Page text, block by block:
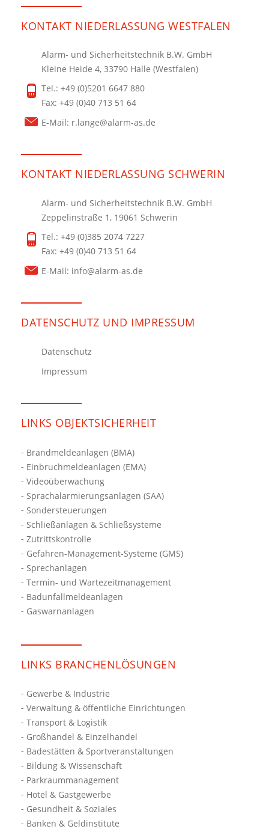
KONTAKT NIEDERLASSUNG WESTFALEN
Alarm- und Sicherheitstechnik B.W. GmbH
Kleine Heide 4, 33790 Halle (Westfalen)
Tel.: +49 (0)5201 6647 880
Fax: +49 (0)40 713 51 64
E-Mail: r.lange@alarm-as.de
KONTAKT NIEDERLASSUNG SCHWERIN
Alarm- und Sicherheitstechnik B.W. GmbH
Zeppelinstraße 1, 19061 Schwerin
Tel.: +49 (0)385 2074 7227
Fax: +49 (0)40 713 51 64
E-Mail: info@alarm-as.de
DATENSCHUTZ UND IMPRESSUM
Datenschutz
Impressum
LINKS OBJEKTSICHERHEIT
Brandmeldeanlagen (BMA)
Einbruchmeldeanlagen (EMA)
Videoüberwachung
Sprachalarmierungsanlagen (SAA)
Sondersteuerungen
Schließanlagen & Schließsysteme
Zutrittskontrolle
Gefahren-Management-Systeme (GMS)
Sprechanlagen
Termin- und Wartezeitmanagement
Badunfallmeldeanlagen
Gaswarnanlagen
LINKS BRANCHENLÖSUNGEN
Gewerbe & Industrie
Verwaltung & öffentliche Einrichtungen
Transport & Logistik
Großhandel & Einzelhandel
Badestätten & Sportveranstaltungen
Bildung & Wissenschaft
Parkraummanagement
Hotel & Gastgewerbe
Gesundheit & Soziales
Banken & Geldinstitute